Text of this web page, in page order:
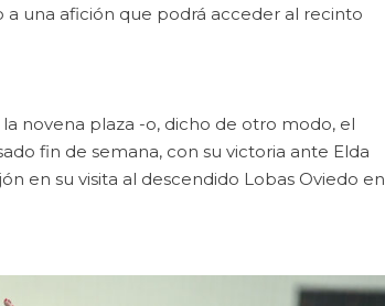
una afición que podrá acceder al recinto
novena plaza -o, dicho de otro modo, el
fin de semana, con su victoria ante Elda
en su visita al descendido Lobas Oviedo